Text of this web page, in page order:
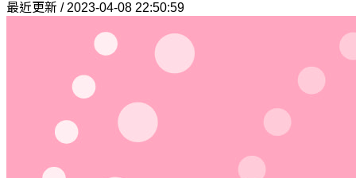
最近更新 / 2023-04-08 22:50:59